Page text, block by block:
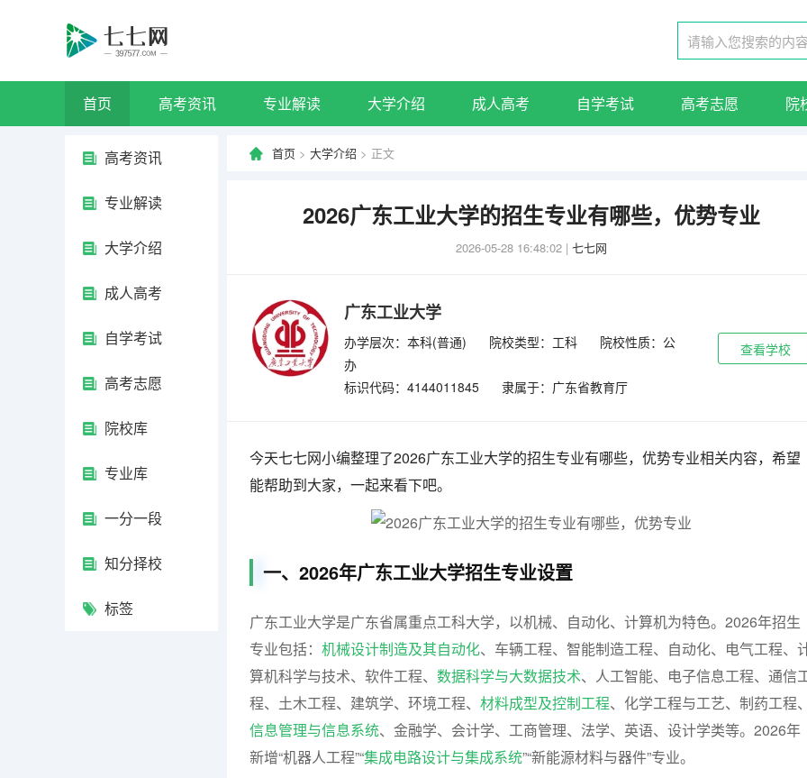
首页 高考资讯 专业解读 大学介绍 成人高考 自学考试 高考志愿 院
高考资讯
专业解读
大学介绍
成人高考
自学考试
高考志愿
院校库
专业库
一分一段
知分择校
标签
首页 > 大学介绍 > 正文
2026广东工业大学的招生专业有哪些，优势专业
2026-05-28 16:48:02 | 七七网
广东工业大学
办学层次：本科(普通) 院校类型：工科
院校性质：公
办
标识代码：4144011845
隶属于：广东省教育厅
查看学校
今天七七网小编整理了2026广东工业大学的招生专业有哪些，优势专业相关内容，希望
能帮助到大家，一起来看下吧。
一、2026年广东工业大学招生专业设置
广东工业大学是广东省属重点工科大学，以机械、自动化、计算机为特色。2026年招生
专业包括： 机械设计制造及其自动化、车辆工程、智能制造工程、自动化、电气工程、
算机科学与技术、软件工程、 数据科学与大数据技术、人工智能、电子信息工程、通信
程、土木工程、建筑学、环境工程、 材料成型及控制工程、化学工程与工艺、制药工程、
信息管理与信息系统、金融学、会计学、工商管理、法学、英语、设计学类等。2026年
新增“机器人工程”“集成电路设计与集成系统”“新能源材料与器件”专业。